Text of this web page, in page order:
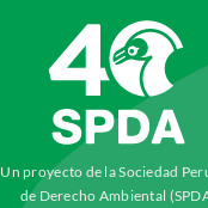
Un proyecto de la Sociedad
de Derecho Ambiental